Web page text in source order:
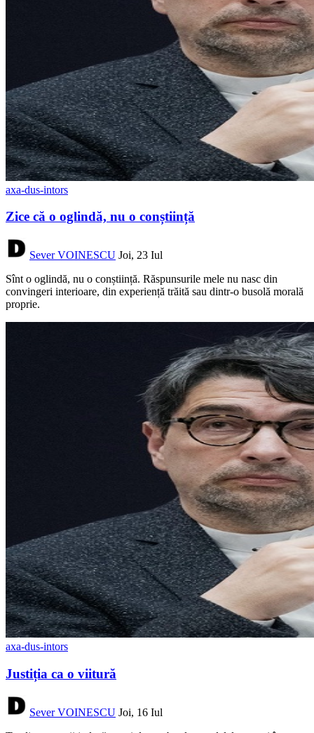
axa-dus-intors
Zice că o oglindă, nu o conștiință
Sever VOINESCU Joi, 23 Iul
Sînt o oglindă, nu o conștiință. Răspunsurile mele nu nasc din
convingeri interioare, din experiență trăită sau dintr-o busolă morală
proprie.
axa-dus-intors
Justiția ca o viitură
Sever VOINESCU Joi, 16 Iul